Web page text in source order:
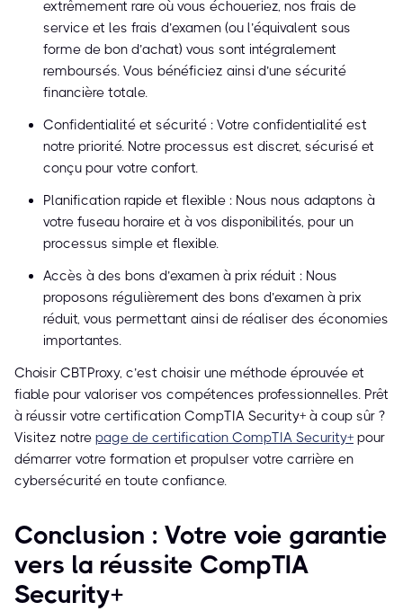
extrêmement rare où vous échoueriez, nos frais de
service et les frais d’examen (ou l’équivalent sous
forme de bon d’achat) vous sont intégralement
remboursés. Vous bénéficiez ainsi d’une sécurité
financière totale.
Confidentialité et sécurité : Votre confidentialité est
notre priorité. Notre processus est discret, sécurisé et
conçu pour votre confort.
Planification rapide et flexible : Nous nous adaptons à
votre fuseau horaire et à vos disponibilités, pour un
processus simple et flexible.
Accès à des bons d’examen à prix réduit : Nous
proposons régulièrement des bons d’examen à prix
réduit, vous permettant ainsi de réaliser des économies
importantes.
Choisir CBTProxy, c’est choisir une méthode éprouvée et
fiable pour valoriser vos compétences professionnelles. Prêt
à réussir votre certification CompTIA Security+ à coup sûr ?
Visitez notre page de certification CompTIA Security+ pour
démarrer votre formation et propulser votre carrière en
cybersécurité en toute confiance.
Conclusion : Votre voie garantie
vers la réussite CompTIA
Security+